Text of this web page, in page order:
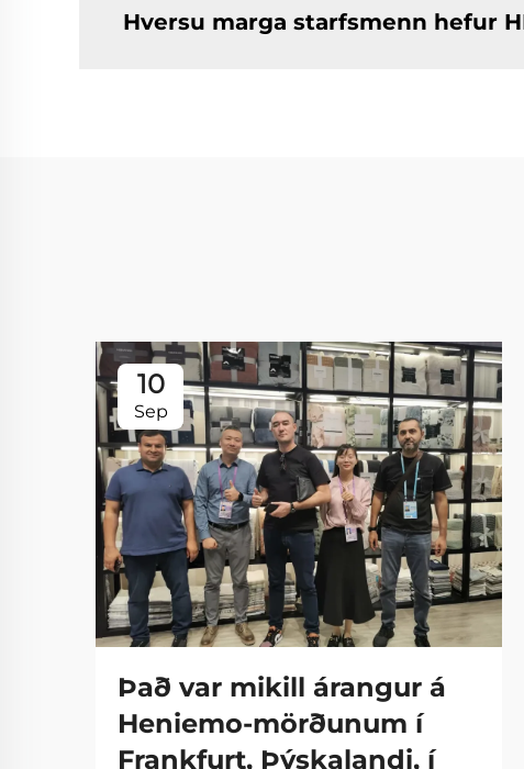
Hversu marga starfsmenn hefur
10
Sep
Það var mikill árangur á
Heniemo-mörðunum í
Frankfurt, Þýskalandi, í